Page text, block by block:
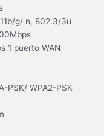
g/ n, 802.3/3u
1 puerto WAN
PSK/ WPA2-PSK